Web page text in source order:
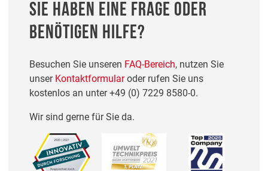
SIE HABEN EINE FRAGE ODER
BENÖTIGEN HILFE?
Besuchen Sie unseren FAQ-Bereich, nutzen Sie
unserKontaktformularoder rufen Sie uns
kostenlos an unter+49 (0) 7229 8580-0.
Wir sind gerne für Sie da.